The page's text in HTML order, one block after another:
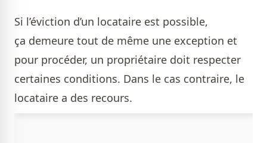
Si l’éviction d’un locataire est possible,
ça demeure tout de même une exception et
pour procéder, un propriétaire doit respecter
certaines conditions. Dans le cas contraire, le
locataire a des recours.